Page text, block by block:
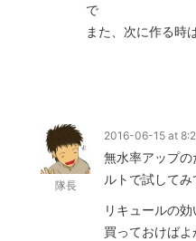
で
また、次に作る時
隊長
2016-06-15 at
無水率アップ
ルトで試して
リキュールの効
買っておけば